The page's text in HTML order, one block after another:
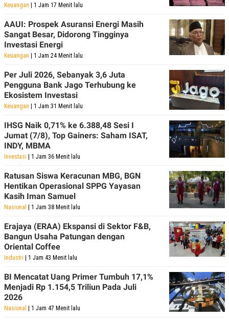
Keuangan | 1 Jam 17 Menit lalu
AAUI: Prospek Asuransi Energi Masih
Sangat Besar, Didorong Tingginya
Investasi Energi
Keuangan | 1 Jam 24 Menit lalu
Per Juli 2026, Sebanyak 3,6 Juta
Pengguna Bank Jago Terhubung ke
Ekosistem Investasi
Keuangan | 1 Jam 31 Menit lalu
IHSG Naik 0,71% ke 6.388,48 Sesi I
Jumat (7/8), Top Gainers: Saham ISAT,
INDY, MBMA
Investasi | 1 Jam 36 Menit lalu
Ratusan Siswa Keracunan MBG, BGN
Hentikan Operasional SPPG Yayasan
Kasih Iman Samuel
Nasional | 1 Jam 38 Menit lalu
Erajaya (ERAA) Ekspansi di Sektor F&B,
Bangun Usaha Patungan dengan
Oriental Coffee
Industri | 1 Jam 43 Menit lalu
BI Mencatat Uang Primer Tumbuh 17,1%
Menjadi Rp 1.154,5 Triliun Pada Juli
2026
Nasional | 1 Jam 47 Menit lalu